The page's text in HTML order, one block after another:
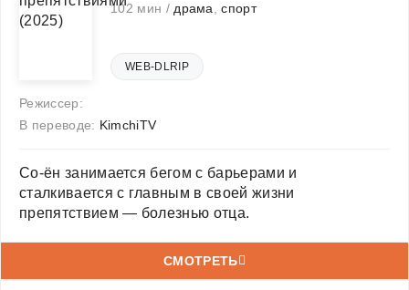
102 мин / драма ,спорт
WEB-DLRIP
Режиссер:
В переводе: KimchiTV
Со-ён занимается бегом с барьерами и
сталкивается с главным в своей жизни
препятствием — болезнью отца.
СМОТРЕТЬ